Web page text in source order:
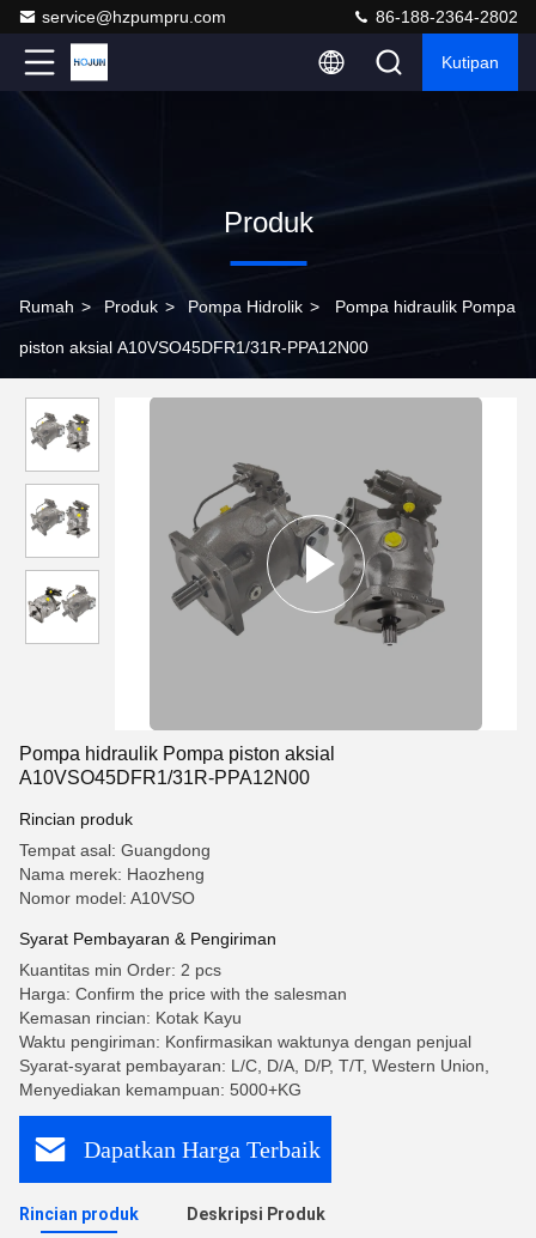
service@hzpumpru.com 86-188-2364-2802
Kutipan
Produk
Rumah > Produk > Pompa Hidrolik > Pompa hidraulik Pompa
piston aksial A10VSO45DFR1/31R-PPA12N00
Pompa hidraulik Pompa piston aksial
A10VSO45DFR1/31R-PPA12N00
Rincian produk
Tempat asal: Guangdong
Nama merek: Haozheng
Nomor model: A10VSO
Syarat Pembayaran & Pengiriman
Kuantitas min Order: 2 pcs
Harga: Confirm the price with the salesman
Kemasan rincian: Kotak Kayu
Waktu pengiriman: Konfirmasikan waktunya dengan penjual
Syarat-syarat pembayaran: L/C, D/A, D/P, T/T, Western Union,
Menyediakan kemampuan: 5000+KG
Dapatkan Harga Terbaik
Rincian produk Deskripsi Produk